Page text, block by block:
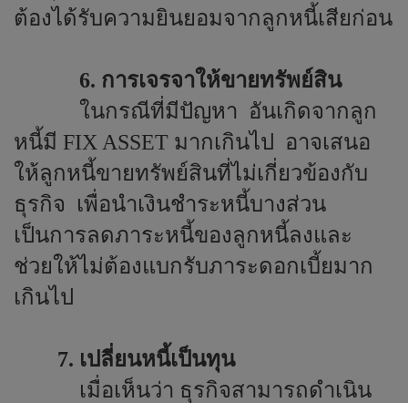
ต้องได้รับความยินยอมจากลูกหนี้เสียก่อน
6. การเจรจาให้ขายทรัพย์สิน
ในกรณีที่มีปัญหา
อันเกิดจากลูก
หนี้มี FIX ASSET มากเกินไป
อาจเสนอ
ให้ลูกหนี้ขายทรัพย์สินที่ไม่เกี่ยวข้องกับ
ธุรกิจ
เพื่อนำเงินชำระหนี้บางส่วน
เป็นการลดภาระหนี้ของลูกหนี้ลงและ
ช่วยให้ไม่ต้องแบกรับภาระดอกเบี้ยมาก
เกินไป
7. เปลี่ยนหนี้เป็นทุน
เมื่อเห็นว่า ธุรกิจสามารถดำเนิน